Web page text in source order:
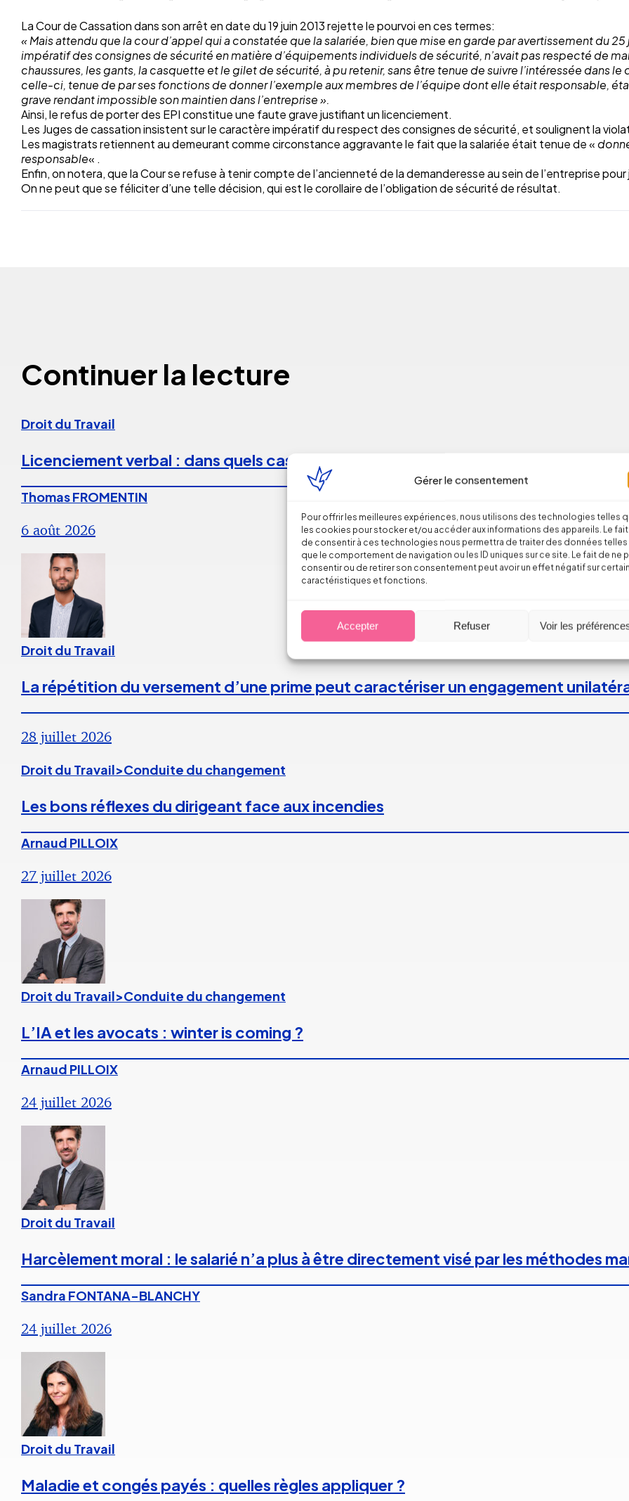
Gérer le consentement
Pour offrir les meilleures expériences, nous utilisons des technologies telles
les cookies pour stocker et/ou accéder aux informations des appareils. Le fait
de consentir à ces technologies nous permettra de traiter des données telles
que le comportement de navigation ou les ID uniques sur ce site. Le fait de ne
consentir ou de retirer son consentement peut avoir un effet négatif sur
caractéristiques et fonctions.
Accepter Refuser Voir les
La Cour de Cassation dans son arrêt en date du 19 juin 2013 rejette le pourvoi en ces termes:
« Mais attendu que la cour d’appel qui a constatée que la salariée, bien que mise en garde par avertissement du
impératif des consignes de sécurité en matière d’équipements individuels de sécurité, n’avait pas respecté de
chaussures, les gants, la casquette et le gilet de sécurité, à pu retenir, sans être tenue de suivre l’intéressée dans
celle-ci, tenue de par ses fonctions de donner l’exemple aux membres de l’équipe dont elle était responsable,
grave rendant impossible son maintien dans l’entreprise ».
Ainsi, le refus de porter des EPI constitue une faute grave justifiant un licenciement.
Les Juges de cassation insistent sur le caractère impératif du respect des consignes de sécurité, et soulignent la
Les magistrats retiennent au demeurant comme circonstance aggravante le fait que la salariée était tenue de «
responsable« .
Enfin, on notera, que la Cour se refuse à tenir compte de l’ancienneté de la demanderesse au sein de l’entreprise
On ne peut que se féliciter d’une telle décision, qui est le corollaire de l’obligation de sécurité de résultat.
Continuer la lecture
Droit du Travail
Licenciement verbal : dans quels cas est-il reconnu par les juges ?
Thomas FROMENTIN
6 août 2026
Droit du Travail
La répétition du versement d’une prime peut caractériser un engagement
28 juillet 2026
Droit du Travail>Conduite du changement
Les bons réflexes du dirigeant face aux incendies
Arnaud PILLOIX
27 juillet 2026
Droit du Travail>Conduite du changement
L’IA et les avocats : winter is coming ?
Arnaud PILLOIX
24 juillet 2026
Droit du Travail
Harcèlement moral : le salarié n’a plus à être directement visé par les méthodes
Sandra FONTANA-BLANCHY
24 juillet 2026
Droit du Travail
Maladie et congés payés : quelles règles appliquer ?